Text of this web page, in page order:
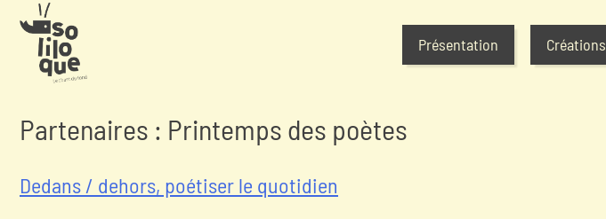
Présentation Créations
Partenaires : Printemps des poètes
Dedans / dehors, poétiser le quotidien